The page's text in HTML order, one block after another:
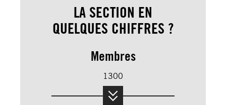
LA SECTION EN
QUELQUES CHIFFRES ?
Membres
1300